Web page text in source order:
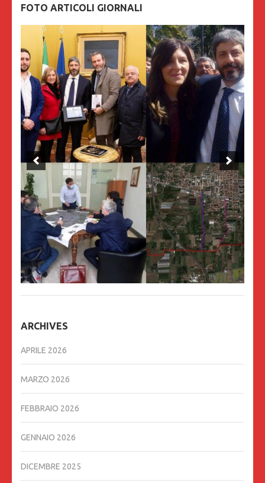
FOTO ARTICOLI GIORNALI
ARCHIVES
APRILE 2026
MARZO 2026
FEBBRAIO 2026
GENNAIO 2026
DICEMBRE 2025